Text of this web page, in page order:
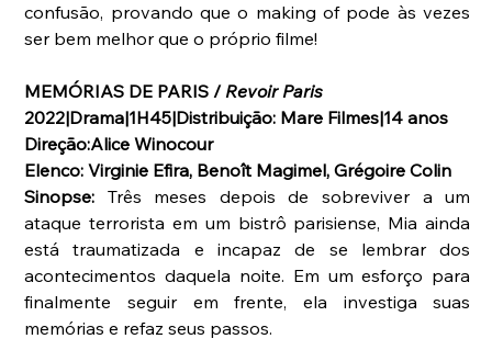
confusão, provando que o making of pode às vezes
ser bem melhor que o próprio filme!
MEMÓRIAS DE PARIS / Revoir Paris
2022|Drama|1H45|Distribuição: Mare Filmes|14 anos
Direção:Alice Winocour
Elenco: Virginie Efira, Benoît Magimel, Grégoire Colin
Sinopse: Três meses depois de sobreviver a um
ataque terrorista em um bistrô parisiense, Mia ainda
está traumatizada e incapaz de se lembrar dos
acontecimentos daquela noite. Em um esforço para
finalmente seguir em frente, ela investiga suas
memórias e refaz seus passos.